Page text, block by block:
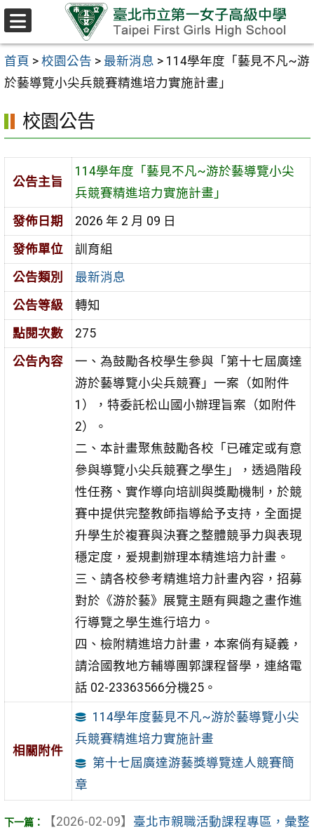
跳至主要內容區
首頁 > 校園公告 > 最新消息 > 114學年度「藝見不凡~游
於藝導覽小尖兵競賽精進培力實施計畫」
校園公告
公告主旨
114學年度「藝見不凡~游於藝導覽小尖
兵競賽精進培力實施計畫」
發佈日期
2026 年 2 月 09 日
發佈單位
訓育組
公告類別
最新消息
公告等級
轉知
點閱次數
275
公告內容
一、為鼓勵各校學生參與「第十七屆廣達
游於藝導覽小尖兵競賽」一案（如附件
1），特委託松山國小辦理旨案（如附件
2）。
二、本計畫聚焦鼓勵各校「已確定或有意
參與導覽小尖兵競賽之學生」，透過階段
性任務、實作導向培訓與獎勵機制，於競
賽中提供完整教師指導給予支持，全面提
升學生於複賽與決賽之整體競爭力與表現
穩定度，爰規劃辦理本精進培力計畫。
三、請各校參考精進培力計畫內容，招募
對於《游於藝》展覽主題有興趣之畫作進
行導覽之學生進行培力。
四、檢附精進培力計畫，本案倘有疑義，
請洽國教地方輔導團郭課程督學，連絡電
話 02-23363566分機25。
相關附件
114學年度藝見不凡~游於藝導覽小尖
兵競賽精進培力實施計畫
第十七屆廣達游藝獎導覽達人競賽簡
章
【2026-02-09】 臺北市親職活動課程專區，彙整
選
單